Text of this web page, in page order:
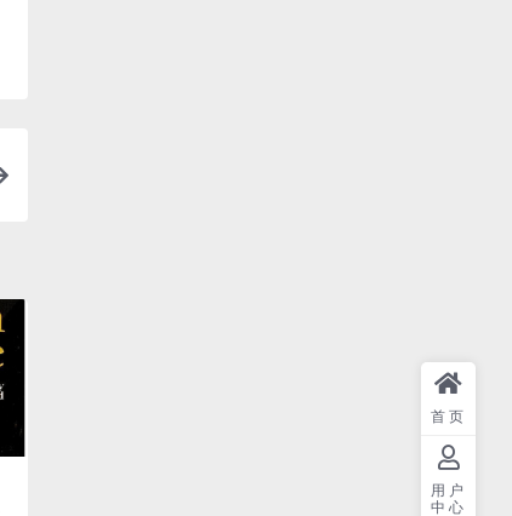
首页
用户
中心